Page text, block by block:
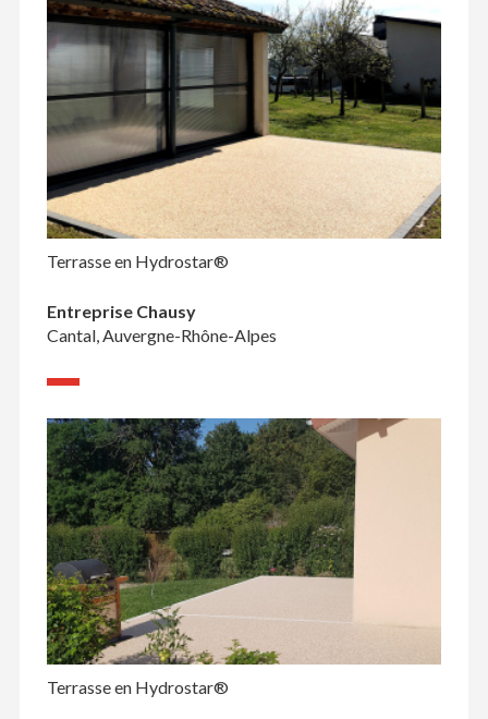
Terrasse en Hydrostar®
Entreprise Chausy
Cantal, Auvergne-Rhône-Alpes
Terrasse en Hydrostar®